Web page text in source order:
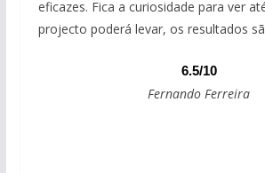
eficazes. Fica a curiosidade para ver
projecto poderá levar, os resultados
6.5/10
Fernando Ferreira